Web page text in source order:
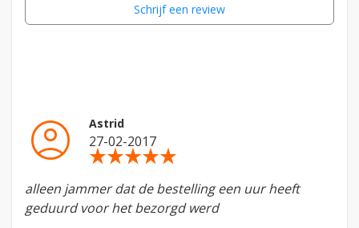
Schrijf een review
account_circle Astrid
27-02-2017
star_ratestar_ratestar_ratestar_ratestar_rate
alleen jammer dat de bestelling een uur heeft
geduurd voor het bezorgd werd